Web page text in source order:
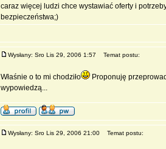
caraz więcej ludzi chce wystawiać oferty i
bezpieczeństwa;)
Wysłany: Sro Lis 29, 2006 1:57 Temat postu:
Właśnie o to mi chodziło
Proponuję
wypowiedzą...
Wysłany: Sro Lis 29, 2006 21:00 Temat postu: